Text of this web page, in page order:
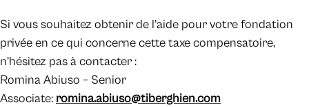
Si vous souhaitez obtenir de l’aide pour votre fondation
privée en ce qui concerne cette taxe compensatoire,
n’hésitez pas à contacter :
Romina Abiuso – Senior
Associate: romina.abiuso@tiberghien.com